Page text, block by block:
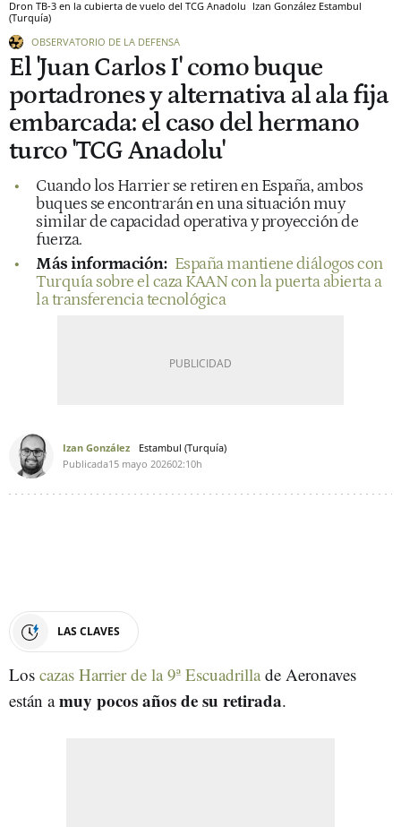
Dron TB-3 en la cubierta de vuelo del TCG Anadolu Izan González Estambul
(Turquía)
OBSERVATORIO DE LA DEFENSA
El 'Juan Carlos I' como buque
portadrones y alternativa al ala fija
embarcada: el caso del hermano
turco 'TCG Anadolu'
Cuando los Harrier se retiren en España, ambos
buques se encontrarán en una situación muy
similar de capacidad operativa y proyección de
fuerza.
Más información: España mantiene diálogos con
Turquía sobre el caza KAAN con la puerta abierta a
la transferencia tecnológica
Izan González
Estambul (Turquía)
Publicada15 mayo 202602:10h
LAS CLAVES
Los cazas Harrier de la 9ª Escuadrillade Aeronaves
están amuy pocos años de su retirada.